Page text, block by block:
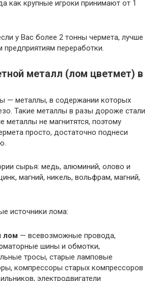
как крупные игроки принимают от 1
у Вас более 2 тонны чермета, лучше
предприятиям переработки.
металл (лом цветмет) в
— металлы, в содержании которых
Такие металлы в разы дороже стали
металлы не магнитятся, поэтому
просто, достаточно поднеси
сырья: медь, алюминий, олово и
магний, никель, вольфрам, магний,
источники лома:
лом — всевозможные провода,
шины и обмотки,
тросы, старые ламповые
компрессоры старых компрессоров
электродвигатели